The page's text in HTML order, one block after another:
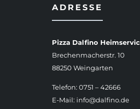
ADRESSE
Pizza Dalfino
Brechenmacherstr. 10
88250 Weingarten
Telefon: 0751 – 42666
E-Mail: info@dalfino.de